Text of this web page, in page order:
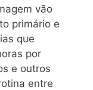
vão
primário e
que
por
e outros
entre